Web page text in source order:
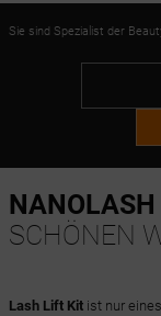
Sie sind Spezialist der
NANOLASH
SCHÖNEN
Lash Lift Kitist nur